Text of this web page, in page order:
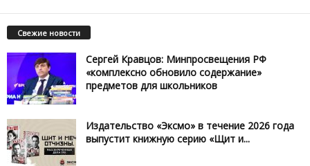
Свежие новости
Сергей Кравцов: Минпросвещения РФ
«комплексно обновило содержание»
предметов для школьников
Издательство «Эксмо» в течение 2026 года
выпустит книжную серию «Щит и...